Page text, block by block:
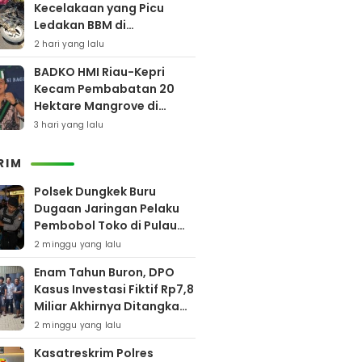
Kecelakaan yang Picu
Ledakan BBM di
Pamekasan
2 hari yang lalu
BADKO HMI Riau-Kepri
Kecam Pembabatan 20
Hektare Mangrove di
Bengkalis
3 hari yang lalu
Polsek Dungkek Buru
Dugaan Jaringan Pelaku
Pembobol Toko di Pulau
Gili Iyang
2 minggu yang lalu
Enam Tahun Buron, DPO
Kasus Investasi Fiktif Rp7,8
Miliar Akhirnya Ditangkap
Polres Pamekasan
2 minggu yang lalu
Kasatreskrim Polres